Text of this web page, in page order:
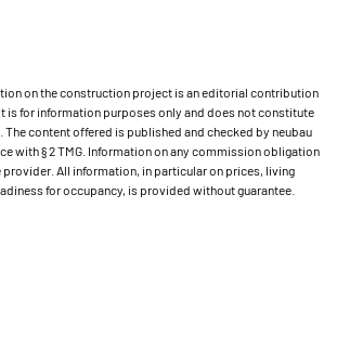
on the construction project is an editorial contribution
is for information purposes only and does not constitute
The content offered is published and checked by neubau
with § 2 TMG. Information on any commission obligation
All information, in particular on prices, living
for occupancy, is provided without guarantee.